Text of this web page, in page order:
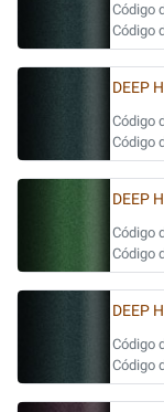
Código
Código
DEEP
Código
Código
DEEP
Código
Código
DEEP
Código
Código